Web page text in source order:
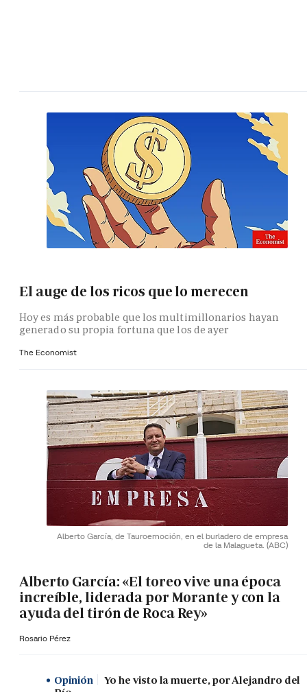
El auge de los ricos que lo merecen
Hoy es más probable que los multimillonarios hayan
generado su propia fortuna que los de ayer
The Economist
Alberto García, de Tauroemoción, en el burladero de empresa
de la Malagueta. (ABC)
Alberto García: «El toreo vive una época
increíble, liderada por Morante y con la
ayuda del tirón de Roca Rey»
Rosario Pérez
Opinión
Yo he visto la muerte, por Alejandro del